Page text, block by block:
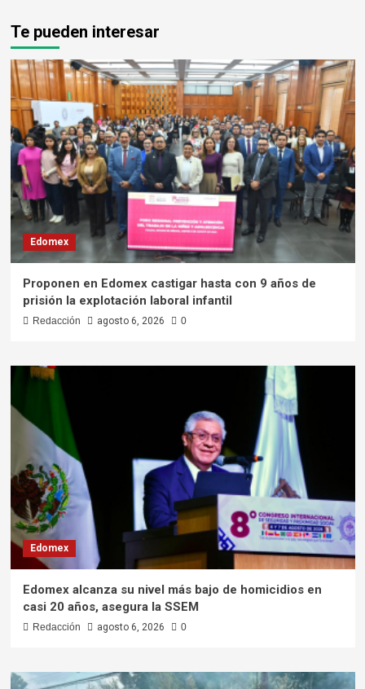
Te pueden interesar
Edomex
Proponen en Edomex castigar hasta con 9 años de
prisión la explotación laboral infantil
Redacción agosto 6, 2026 0
Edomex
Edomex alcanza su nivel más bajo de homicidios en
casi 20 años, asegura la SSEM
Redacción agosto 6, 2026 0